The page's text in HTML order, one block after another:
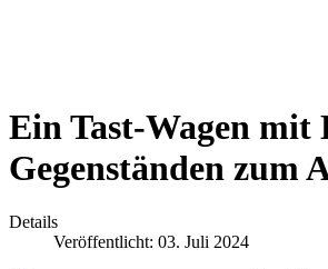
Ein Tast-Wagen mit
Gegenständen zum
Details
Veröffentlicht: 03. Juli 2024